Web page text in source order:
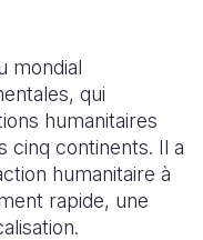
mondial
qui
humanitaires
cinq continents. Il a
humanitaire à
rapide, une